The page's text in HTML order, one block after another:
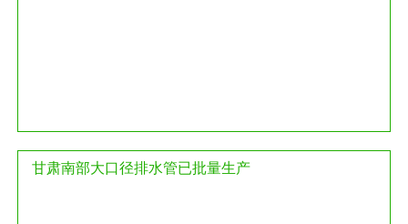
甘肃南部大口径排水管已批量生产